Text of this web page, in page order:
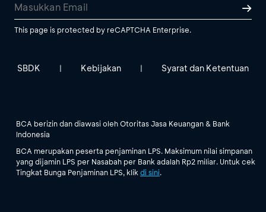
This page is protected by reCAPTCHA Enterprise.
SBDK | Kebijakan | Syarat dan Ketentuan
BCA berizin dan diawasi oleh Otoritas Jasa Keuangan & Bank
Indonesia
BCA merupakan peserta penjaminan LPS. Maksimum nilai simpanan
yang dijamin LPS per Nasabah per Bank adalah Rp2 miliar. Untuk cek
Tingkat Bunga Penjaminan LPS, klik di sini.